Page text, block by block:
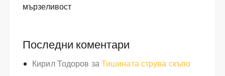
мързеливост
Последни коментари
Кирил Тодоров за Тишината струва скъпо